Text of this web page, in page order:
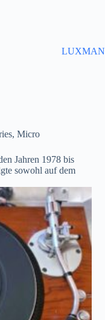
LUXMAN
, Micro
Jahren 1978 bis
sowohl auf dem